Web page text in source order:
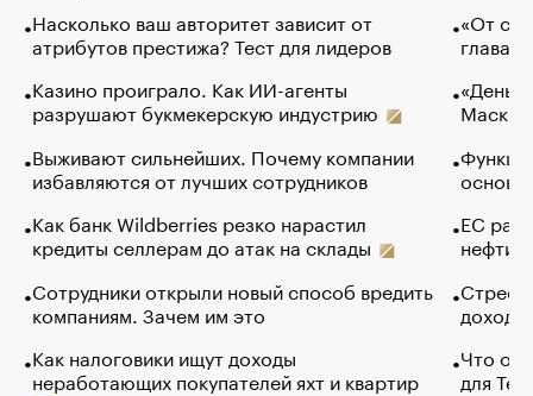
Насколько ваш авторитет зависит от
атрибутов престижа? Тест для лидеров
Казино проиграло. Как ИИ-агенты
разрушают букмекерскую индустрию
Выживают сильнейших. Почему компании
избавляются от лучших сотрудников
Как банк Wildberries резко нарастил
кредиты селлерам до атак на склады
Сотрудники открыли новый способ вредить
компаниям. Зачем им это
Как налоговики ищут доходы
неработающих покупателей яхт и квартир
«От
глава
Маск в
основ
ЕС
нефти
Что
для